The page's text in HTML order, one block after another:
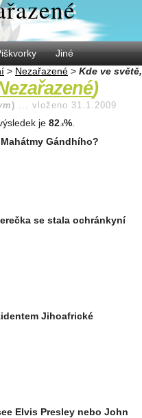
Jiné
> Nezařazené > Kde ve světě,
)
) ... vloženo 31.1.2009
je 82 .3%
Gándhího?
se stala ochránkyní
Jihoafrické
Elvis Presley nebo John